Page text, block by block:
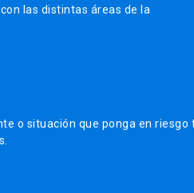
las distintas áreas de la
o situación que ponga en riesgo